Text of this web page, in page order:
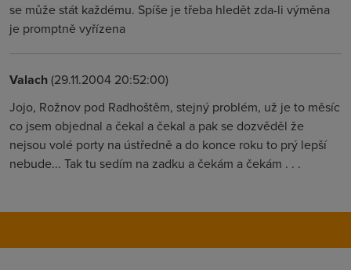
se může stát každému. Spíše je třeba hledět zda-li výměna
je promptně vyřízena
Valach(29.11.2004 20:52:00)
Jojo, Rožnov pod Radhoštěm, stejný problém, už je to měsíc
co jsem objednal a čekal a čekal a pak se dozvěděl že
nejsou volé porty na ústředně a do konce roku to prý lepší
nebude... Tak tu sedím na zadku a čekám a čekám . . .